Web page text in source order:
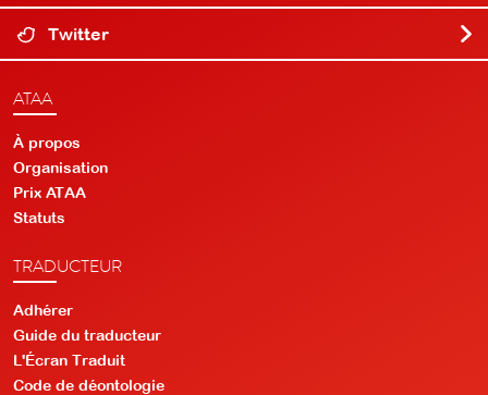
Twitter
ATAA
À propos
Organisation
Prix ATAA
Statuts
TRADUCTEUR
Adhérer
Guide du traducteur
L'Écran Traduit
Code de déontologie